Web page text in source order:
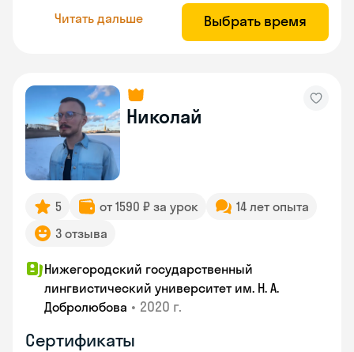
Читать дальше Выбрать время
Николай
5 от 1590 ₽ за урок
14 лет опыта
3 отзыва
Нижегородский государственный
лингвистический университет им. Н. А.
Добролюбова • 2020 г.
Сертификаты